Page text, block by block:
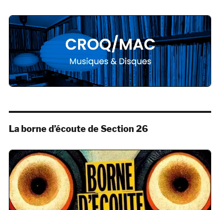
La borne d’écoute de Section 26